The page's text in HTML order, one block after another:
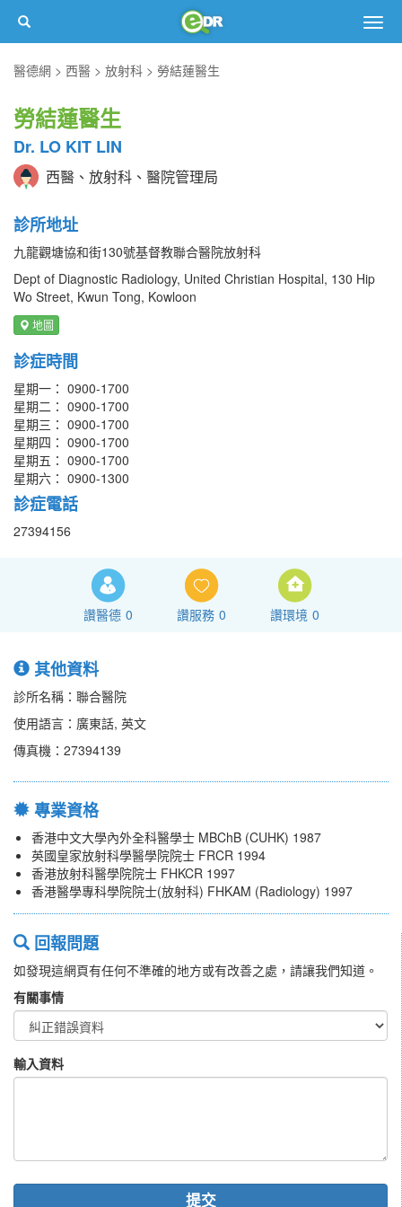
醫德網
西醫 放射科 勞結蓮醫生
勞結蓮醫生
Dr. LO KIT LIN
西醫、放射科、醫院管理局
診所地址
九龍觀塘協和街130號基督教聯合醫院放射科
Dept of Diagnostic Radiology, United Christian Hospital, 130 Hip
Wo Street, Kwun Tong, Kowloon
地圖
診症時間
星期一： 0900-1700
星期二： 0900-1700
星期三： 0900-1700
星期四： 0900-1700
星期五： 0900-1700
星期六： 0900-1300
診症電話
27394156
讚醫德 0 讚服務 0 讚環境 0
其他資料
診所名稱：聯合醫院
使用語言：廣東話, 英文
傳真機：27394139
專業資格
香港中文大學內外全科醫學士 MBChB (CUHK) 1987
英國皇家放射科學醫學院院士 FRCR 1994
香港放射科醫學院院士 FHKCR 1997
香港醫學專科學院院士(放射科) FHKAM (Radiology) 1997
回報問題
如發現這網頁有任何不準確的地方或有改善之處，請讓我們知道。
有關事情
輸入資料
提交